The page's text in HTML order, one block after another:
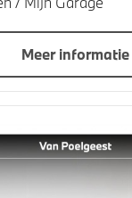
Meer informatie